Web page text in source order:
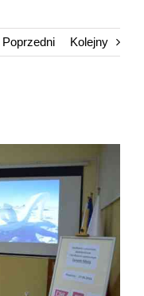
Poprzedni Kolejny